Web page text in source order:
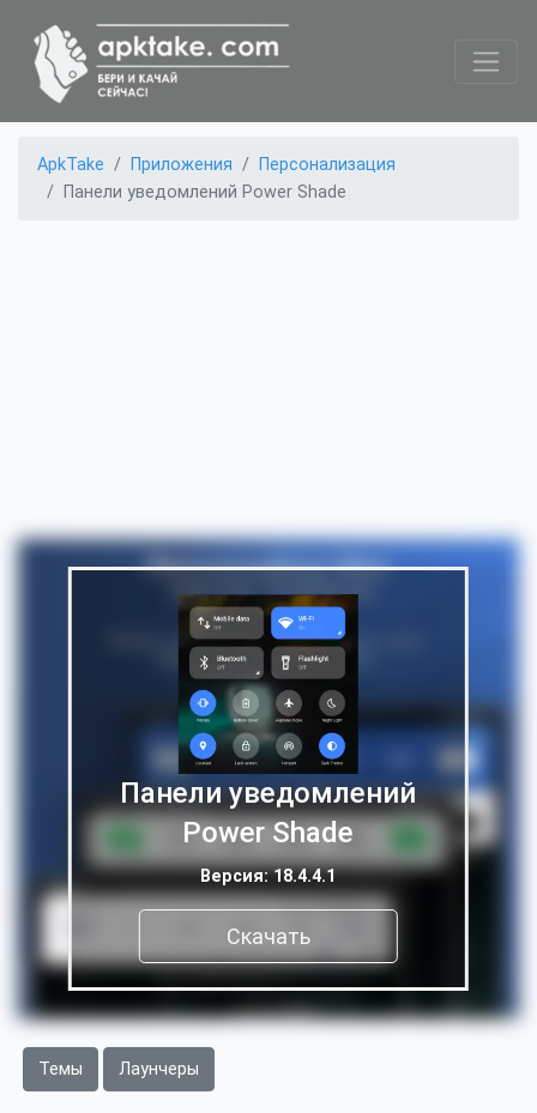
ApkTake Приложения
Персонализация
Панели уведомлений Power Shade
Панели уведомлений
Power Shade
Версия: 18.4.4.1
Скачать
Темы Лаунчеры